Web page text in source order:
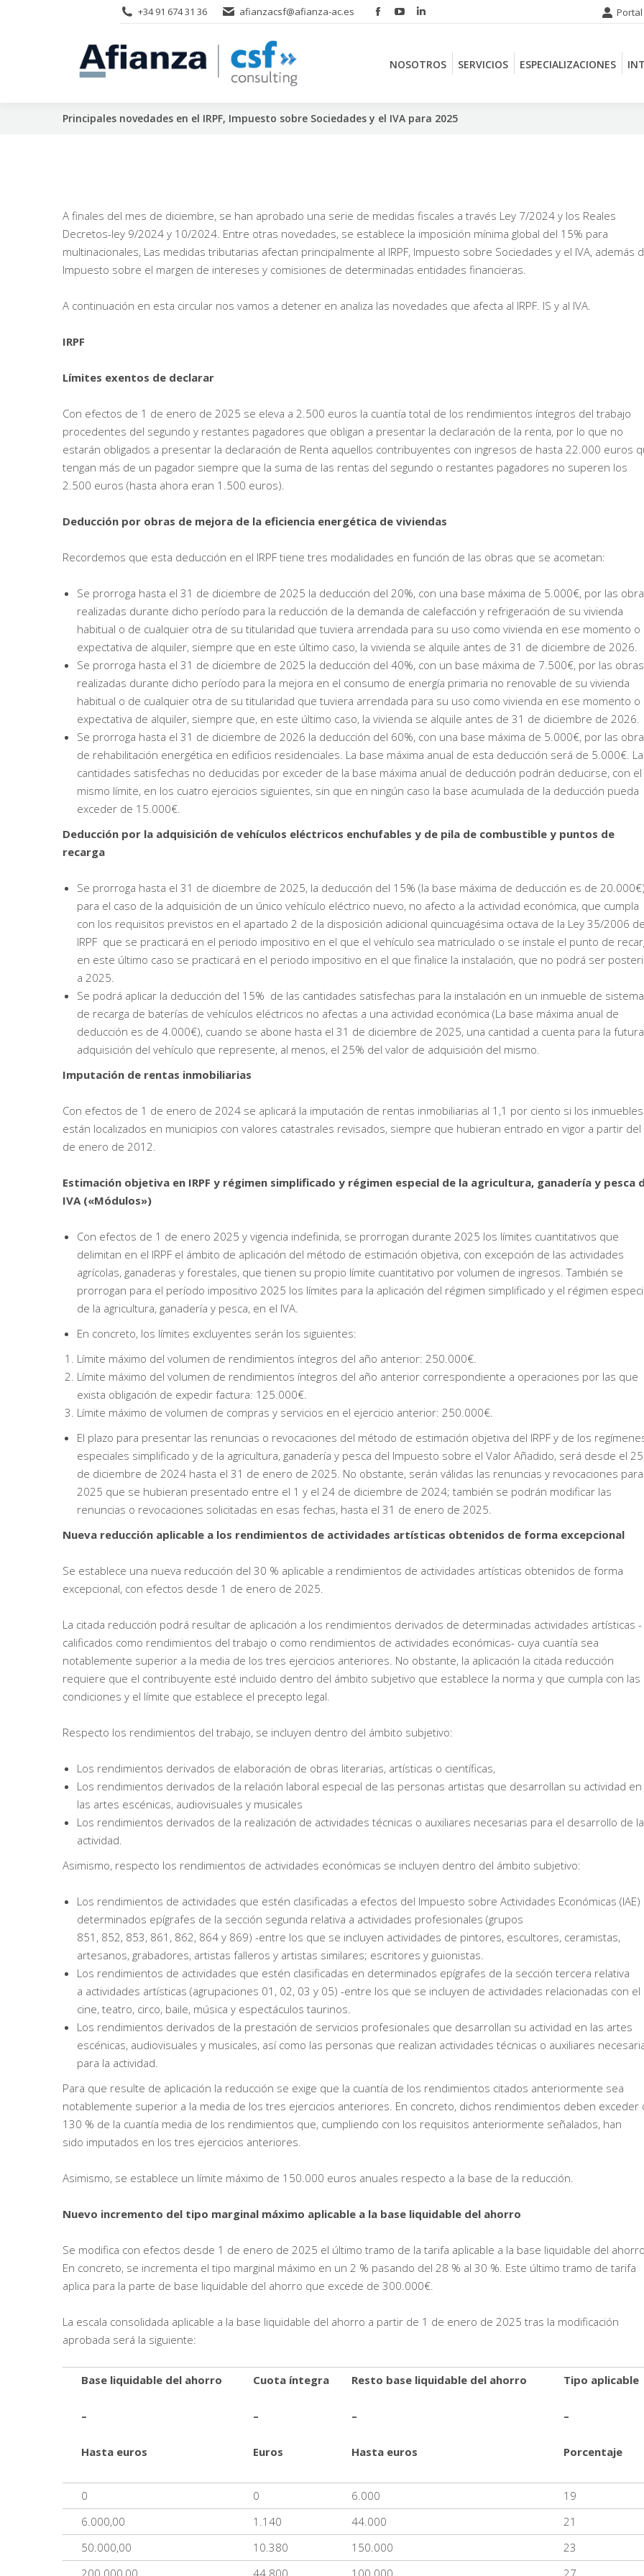
+34 91 674 31 36 afianzacsf@afianza-ac.es
Facebook
opens
window
YouTube
opens
window
Linkedin
opens
window
NOSOTROS SERVICIOS ESPECIALIZACIONES
Principales novedades en el IRPF, Impuesto sobre Sociedades y el IVA para 2025
A finales del mes de diciembre, se han aprobado una serie de medidas fiscales a través Ley 7/2024 y los Reales
Decretos-ley 9/2024 y 10/2024. Entre otras novedades, se establece la imposición mínima global del 15% para
multinacionales, Las medidas tributarias afectan principalmente al IRPF, Impuesto sobre Sociedades y el IVA, además
Impuesto sobre el margen de intereses y comisiones de determinadas entidades financieras.
A continuación en esta circular nos vamos a detener en analiza las novedades que afecta al IRPF. IS y al IVA.
IRPF
Límites exentos de declarar
Con efectos de 1 de enero de 2025 se eleva a 2.500 euros la cuantía total de los rendimientos íntegros del trabajo
procedentes del segundo y restantes pagadores que obligan a presentar la declaración de la renta, por lo que no
estarán obligados a presentar la declaración de Renta aquellos contribuyentes con ingresos de hasta 22.000 euros
tengan más de un pagador siempre que la suma de las rentas del segundo o restantes pagadores no superen los
2.500 euros (hasta ahora eran 1.500 euros).
Deducción por obras de mejora de la eficiencia energética de viviendas
Recordemos que esta deducción en el IRPF tiene tres modalidades en función de las obras que se acometan:
Se prorroga hasta el 31 de diciembre de 2025 la deducción del 20%, con una base máxima de 5.000€, por las
realizadas durante dicho período para la reducción de la demanda de calefacción y refrigeración de su vivienda
habitual o de cualquier otra de su titularidad que tuviera arrendada para su uso como vivienda en ese momento o
expectativa de alquiler, siempre que en este último caso, la vivienda se alquile antes de 31 de diciembre de 2026.
Se prorroga hasta el 31 de diciembre de 2025 la deducción del 40%, con un base máxima de 7.500€, por las obras
realizadas durante dicho período para la mejora en el consumo de energía primaria no renovable de su vivienda
habitual o de cualquier otra de su titularidad que tuviera arrendada para su uso como vivienda en ese momento o
expectativa de alquiler, siempre que, en este último caso, la vivienda se alquile antes de 31 de diciembre de 2026.
Se prorroga hasta el 31 de diciembre de 2026 la deducción del 60%, con una base máxima de 5.000€, por las
de rehabilitación energética en edificios residenciales. La base máxima anual de esta deducción será de 5.000€.
cantidades satisfechas no deducidas por exceder de la base máxima anual de deducción podrán deducirse, con el
mismo límite, en los cuatro ejercicios siguientes, sin que en ningún caso la base acumulada de la deducción pueda
exceder de 15.000€.
Deducción por la adquisición de vehículos eléctricos enchufables y de pila de combustible y puntos de
recarga
Se prorroga hasta el 31 de diciembre de 2025, la deducción del 15% (la base máxima de deducción es de
para el caso de la adquisición de un único vehículo eléctrico nuevo, no afecto a la actividad económica, que cumpla
con los requisitos previstos en el apartado 2 de la disposición adicional quincuagésima octava de la Ley 35/2006
IRPF que se practicará en el periodo impositivo en el que el vehículo sea matriculado o se instale el punto de
en este último caso se practicará en el periodo impositivo en el que finalice la instalación, que no podrá ser
a 2025.
Se podrá aplicar la deducción del 15% de las cantidades satisfechas para la instalación en un inmueble de
de recarga de baterías de vehículos eléctricos no afectas a una actividad económica (La base máxima anual de
deducción es de 4.000€), cuando se abone hasta el 31 de diciembre de 2025, una cantidad a cuenta para la futura
adquisición del vehículo que represente, al menos, el 25% del valor de adquisición del mismo.
Imputación de rentas inmobiliarias
Con efectos de 1 de enero de 2024 se aplicará la imputación de rentas inmobiliarias al 1,1 por ciento si los inmuebles
están localizados en municipios con valores catastrales revisados, siempre que hubieran entrado en vigor a partir del
de enero de 2012.
Estimación objetiva en IRPF y régimen simplificado y régimen especial de la agricultura, ganadería y pesca
IVA («Módulos»)
Con efectos de 1 de enero 2025 y vigencia indefinida, se prorrogan durante 2025 los límites cuantitativos que
delimitan en el IRPF el ámbito de aplicación del método de estimación objetiva, con excepción de las actividades
agrícolas, ganaderas y forestales, que tienen su propio límite cuantitativo por volumen de ingresos. También se
prorrogan para el período impositivo 2025 los límites para la aplicación del régimen simplificado y el régimen
de la agricultura, ganadería y pesca, en el IVA.
En concreto, los límites excluyentes serán los siguientes:
Límite máximo del volumen de rendimientos íntegros del año anterior: 250.000€.
Límite máximo del volumen de rendimientos íntegros del año anterior correspondiente a operaciones por las que
exista obligación de expedir factura: 125.000€.
Límite máximo de volumen de compras y servicios en el ejercicio anterior: 250.000€.
El plazo para presentar las renuncias o revocaciones del método de estimación objetiva del IRPF y de los
especiales simplificado y de la agricultura, ganadería y pesca del Impuesto sobre el Valor Añadido, será desde el 25
de diciembre de 2024 hasta el 31 de enero de 2025. No obstante, serán válidas las renuncias y revocaciones para
2025 que se hubieran presentado entre el 1 y el 24 de diciembre de 2024; también se podrán modificar las
renuncias o revocaciones solicitadas en esas fechas, hasta el 31 de enero de 2025.
Nueva reducción aplicable a los rendimientos de actividades artísticas obtenidos de forma excepcional
Se establece una nueva reducción del 30 % aplicable a rendimientos de actividades artísticas obtenidos de forma
excepcional, con efectos desde 1 de enero de 2025.
La citada reducción podrá resultar de aplicación a los rendimientos derivados de determinadas actividades artísticas -
calificados como rendimientos del trabajo o como rendimientos de actividades económicas- cuya cuantía sea
notablemente superior a la media de los tres ejercicios anteriores. No obstante, la aplicación la citada reducción
requiere que el contribuyente esté incluido dentro del ámbito subjetivo que establece la norma y que cumpla con las
condiciones y el límite que establece el precepto legal.
Respecto los rendimientos del trabajo, se incluyen dentro del ámbito subjetivo:
Los rendimientos derivados de elaboración de obras literarias, artísticas o científicas,
Los rendimientos derivados de la relación laboral especial de las personas artistas que desarrollan su actividad en
las artes escénicas, audiovisuales y musicales
Los rendimientos derivados de la realización de actividades técnicas o auxiliares necesarias para el desarrollo de la
actividad.
Asimismo, respecto los rendimientos de actividades económicas se incluyen dentro del ámbito subjetivo:
Los rendimientos de actividades que estén clasificadas a efectos del Impuesto sobre Actividades Económicas (IAE)
determinados epígrafes de la sección segunda relativa a actividades profesionales (grupos
851, 852, 853, 861, 862, 864 y 869) -entre los que se incluyen actividades de pintores, escultores, ceramistas,
artesanos, grabadores, artistas falleros y artistas similares; escritores y guionistas.
Los rendimientos de actividades que estén clasificadas en determinados epígrafes de la sección tercera relativa
a actividades artísticas (agrupaciones 01, 02, 03 y 05) -entre los que se incluyen de actividades relacionadas con el
cine, teatro, circo, baile, música y espectáculos taurinos.
Los rendimientos derivados de la prestación de servicios profesionales que desarrollan su actividad en las artes
escénicas, audiovisuales y musicales, así como las personas que realizan actividades técnicas o auxiliares
para la actividad.
Para que resulte de aplicación la reducción se exige que la cuantía de los rendimientos citados anteriormente sea
notablemente superior a la media de los tres ejercicios anteriores. En concreto, dichos rendimientos deben exceder
130 % de la cuantía media de los rendimientos que, cumpliendo con los requisitos anteriormente señalados, han
sido imputados en los tres ejercicios anteriores.
Asimismo, se establece un límite máximo de 150.000 euros anuales respecto a la base de la reducción.
Nuevo incremento del tipo marginal máximo aplicable a la base liquidable del ahorro
Se modifica con efectos desde 1 de enero de 2025 el último tramo de la tarifa aplicable a la base liquidable del
En concreto, se incrementa el tipo marginal máximo en un 2 % pasando del 28 % al 30 %. Este último tramo de tarifa
aplica para la parte de base liquidable del ahorro que excede de 300.000€.
La escala consolidada aplicable a la base liquidable del ahorro a partir de 1 de enero de 2025 tras la modificación
aprobada será la siguiente:
Base liquidable del ahorro
–
Hasta euros
Cuota íntegra
–
Euros
Resto base liquidable del ahorro
–
Hasta euros
Tipo aplicable
–
Porcentaje
0 0 6.000
19
6.000,00
1.140 44.000
21
50.000,00
10.380 150.000
23